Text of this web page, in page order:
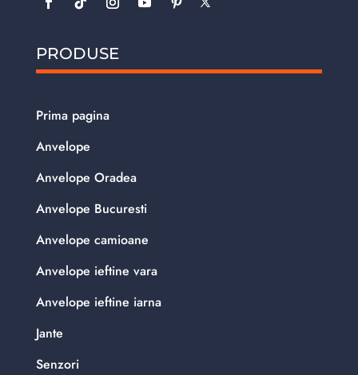
PRODUSE
Prima pagina
Anvelope
Anvelope Oradea
Anvelope Bucuresti
Anvelope camioane
Anvelope ieftine vara
Anvelope ieftine iarna
Jante
Senzori